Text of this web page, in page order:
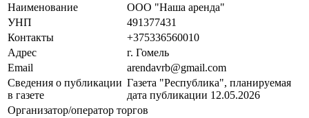
Наименование
ООО "Наша аренда"
УНП
491377431
Контакты
+375336560010
Адрес
г. Гомель
Email
arendavrb@gmail.com
Сведения о публикации
в газете
Газета "Республика", планируемая
дата публикации 12.05.2026
Организатор/оператор торгов